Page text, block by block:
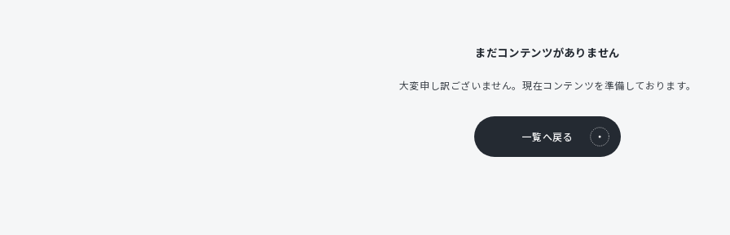
まだコンテンツがありません
大変申し訳ございません。現在コンテンツを準備しております。
一覧へ戻る